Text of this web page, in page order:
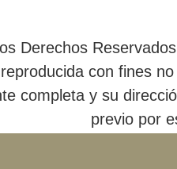
Derechos
con fines
completa y su
previo por